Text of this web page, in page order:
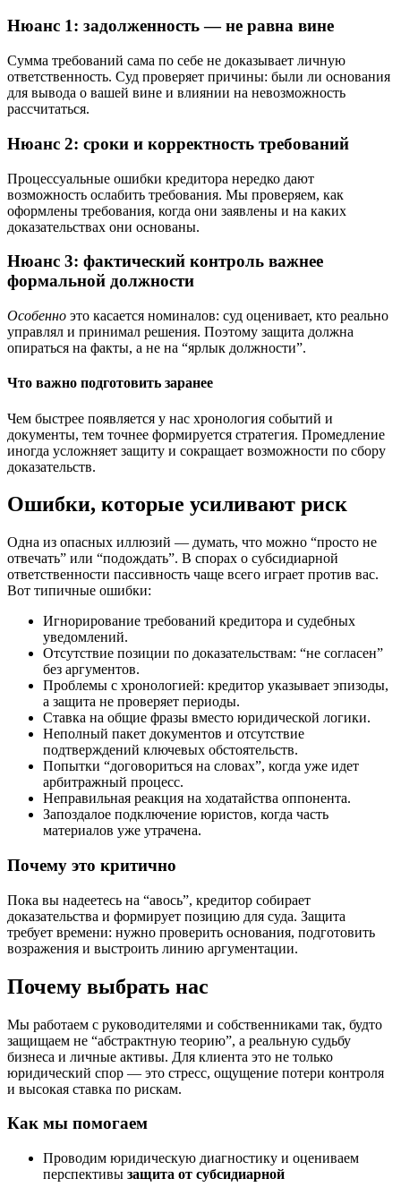
Нюанс 1: задолженность — не равна вине
Сумма требований сама по себе не доказывает личную
ответственность. Суд проверяет причины: были ли основания
для вывода о вашей вине и влиянии на невозможность
рассчитаться.
Нюанс 2: сроки и корректность требований
Процессуальные ошибки кредитора нередко дают
возможность ослабить требования. Мы проверяем, как
оформлены требования, когда они заявлены и на каких
доказательствах они основаны.
Нюанс 3: фактический контроль важнее
формальной должности
Особенно это касается номиналов: суд оценивает, кто реально
управлял и принимал решения. Поэтому защита должна
опираться на факты, а не на “ярлык должности”.
Что важно подготовить заранее
Чем быстрее появляется у нас хронология событий и
документы, тем точнее формируется стратегия. Промедление
иногда усложняет защиту и сокращает возможности по сбору
доказательств.
Ошибки, которые усиливают риск
Одна из опасных иллюзий — думать, что можно “просто не
отвечать” или “подождать”. В спорах о субсидиарной
ответственности пассивность чаще всего играет против вас.
Вот типичные ошибки:
Игнорирование требований кредитора и судебных
уведомлений.
Отсутствие позиции по доказательствам: “не согласен”
без аргументов.
Проблемы с хронологией: кредитор указывает эпизоды,
а защита не проверяет периоды.
Ставка на общие фразы вместо юридической логики.
Неполный пакет документов и отсутствие
подтверждений ключевых обстоятельств.
Попытки “договориться на словах”, когда уже идет
арбитражный процесс.
Неправильная реакция на ходатайства оппонента.
Запоздалое подключение юристов, когда часть
материалов уже утрачена.
Почему это критично
Пока вы надеетесь на “авось”, кредитор собирает
доказательства и формирует позицию для суда. Защита
требует времени: нужно проверить основания, подготовить
возражения и выстроить линию аргументации.
Почему выбрать нас
Мы работаем с руководителями и собственниками так, будто
защищаем не “абстрактную теорию”, а реальную судьбу
бизнеса и личные активы. Для клиента это не только
юридический спор — это стресс, ощущение потери контроля
и высокая ставка по рискам.
Как мы помогаем
Проводим юридическую диагностику и оцениваем
перспективы защита от субсидиарной